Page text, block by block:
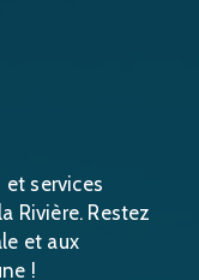
services
Rivière. Restez
et aux
!